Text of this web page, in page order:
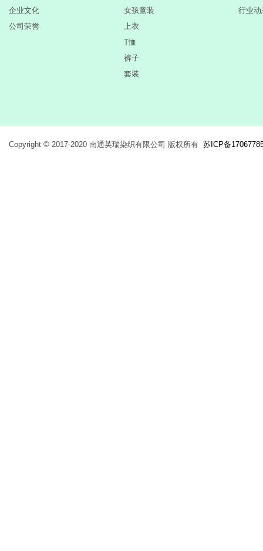
企业文化
公司荣誉
女孩童装
上衣
T恤
裤子
套装
行业动
Copyright © 2017-2020 南通英瑞染织有限公司 版权所有 苏ICP备